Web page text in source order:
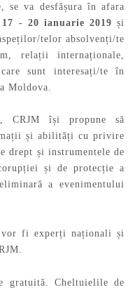
se va desfășura în afara
17 - 20 ianuarie 2019 și
telor absolvenți/te
relații internaționale,
sunt interesați/te în
Moldova.
CRJM își propune să
și abilități cu privire
drept și instrumentele de
și de protecție a
a evenimentului
fi experți naționali și
gratuită. Cheltuielile de